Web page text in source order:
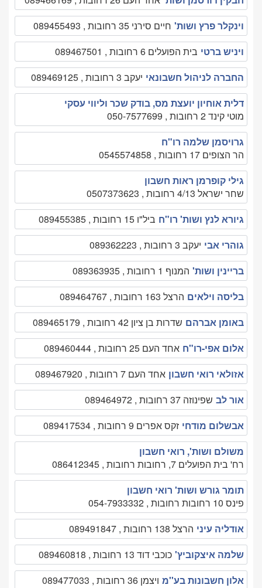
וינקלר פרץ ושות' חיים סירני 35 רחובות , 089455493
ויניש ברטי בית הפועלים 6 רחובות , 089467501
החברה לניהול חשבונאי יעקב 3 רחובות , 089469125
דלית אוחיון יועצת מס, בודק שכר וליווי עסקי
מוטי קינד 2 רחובות , 050-7577699
גרויסמן שלמה רו"ח
הר הצופים 17 רחובות , 0545574858
גילי קופרמן ראות חשבון
שחר ישראל 4/13 רחובות , 0507373623
גיורא לנץ ושות' רו"ח ביל"ו 15 רחובות , 089455385
גוהרי אבי יעקב 3 רחובות , 089362223
בריינין ושות' המנוף 1 רחובות , 089363935
בליסה וילאים הרצל 163 רחובות , 089464767
באומן אברהם שדרות בן ציון 42 רחובות , 089465179
אלום אפי-רו"ח אחד העם 25 רחובות , 089460444
אזולאי רואי חשבון אחד העם 7 רחובות , 089467920
אור לב שפינוזה 37 רחובות , 089464972
אבשלום מודחי זקס אפרים 9 רחובות , 089417534
משולם ושות', רואי חשבון
רח' בית הפועלים 7, רחובות רחובות , 086412345
תומר גורש ושות' רואי חשבון
פינס 10 רחובות רחובות , 054-7933332
אודליה עיני הרצל 138 רחובות , 089491847
שלמה איצקוביץ' כוכבי דוד 13 רחובות , 089460818
אלון חשבונות בע''מ ויצמן 36 רחובות , 089477033